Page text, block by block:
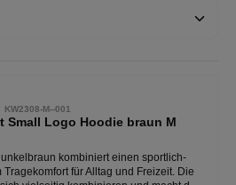
KW2308-M--001
Small Logo Hoodie braun M
kombiniert einen sportlich-
für Alltag und Freizeit. Die